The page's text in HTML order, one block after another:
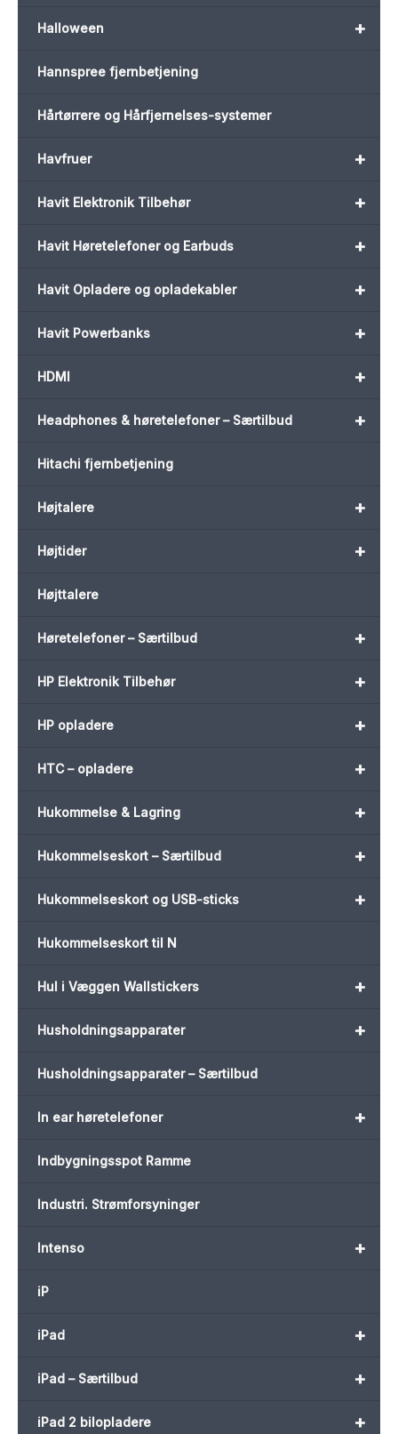
+
Halloween
Hannspree fjernbetjening
Hårtørrere og Hårfjernelses-systemer
+
Havfruer
+
Havit Elektronik Tilbehør
+
Havit Høretelefoner og Earbuds
+
Havit Opladere og opladekabler
+
Havit Powerbanks
+
HDMI
+
Headphones & høretelefoner – Særtilbud
Hitachi fjernbetjening
+
Højtalere
+
Højtider
Højttalere
+
Høretelefoner – Særtilbud
+
HP Elektronik Tilbehør
+
HP opladere
+
HTC – opladere
+
Hukommelse & Lagring
+
Hukommelseskort – Særtilbud
+
Hukommelseskort og USB-sticks
Hukommelseskort til N
+
Hul i Væggen Wallstickers
+
Husholdningsapparater
Husholdningsapparater – Særtilbud
+
In ear høretelefoner
Indbygningsspot Ramme
Industri. Strømforsyninger
+
Intenso
iP
+
iPad
+
iPad – Særtilbud
+
iPad 2 bilopladere